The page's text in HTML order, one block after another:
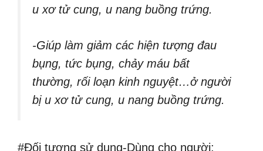
u xơ tử cung, u nang buồng trứng.
-Giúp làm giảm các hiện tượng đau
bụng, tức bụng, chảy máu bất
thường, rối loạn kinh nguyệt…ở người
bị u xơ tử cung, u nang buồng trứng.
#Đối tượng sử dụng-Dùng cho người: